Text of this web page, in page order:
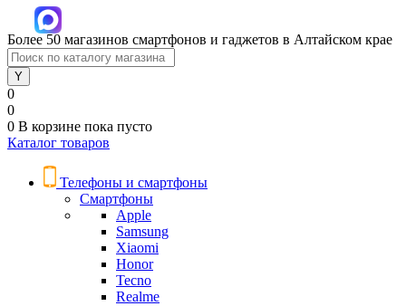
Более 50 магазинов смартфонов и гаджетов в Алтайском крае
0
0
0 В корзине пока пусто
Каталог товаров
Телефоны и смартфоны
Смартфоны
Apple
Samsung
Xiaomi
Honor
Tecno
Realme